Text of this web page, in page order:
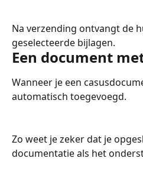
Na verzending ontvangt de
geselecteerde bijlagen.
Een document
Wanneer je een
automatisch toegevoegd.
Zo weet je zeker dat je
documentatie als het